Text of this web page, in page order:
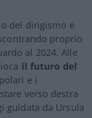
del dirigismo e
proprio
al 2024. Alle
il futuro del
e i
verso destra
guidata da Ursula